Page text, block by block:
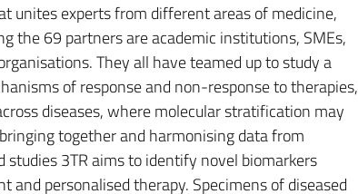
unites experts from different areas of medicine,
the 69 partners are academic institutions, SMEs,
They all have teamed up to study a
of response and non-response to therapies,
diseases, where molecular stratification may
together and harmonising data from
3TR aims to identify novel biomarkers
personalised therapy. Specimens of diseased